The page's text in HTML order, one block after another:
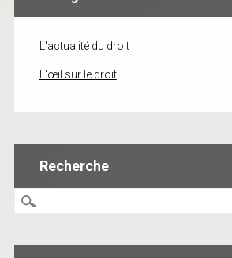
L'actualité du droit
L'œil sur le droit
Recherche